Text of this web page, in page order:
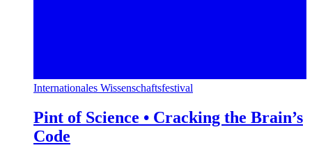
Internationales Wissenschaftsfestival
Pint of Science • Cracking the Brain’s
Code